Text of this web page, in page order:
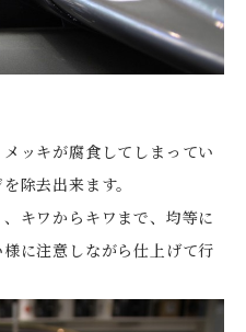
ッキが腐食してしまってい
除去出来ます。
キワからキワまで、均等に
に注意しながら仕上げて行